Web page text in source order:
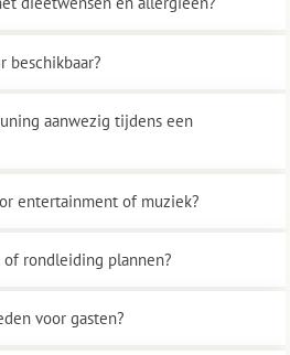
beschikbaar?
aanwezig tijdens een
entertainment of muziek?
rondleiding plannen?
voor gasten?